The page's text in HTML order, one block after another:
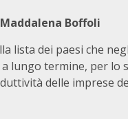
Boffoli
lista dei paesi che
lungo termine, per lo
delle imprese